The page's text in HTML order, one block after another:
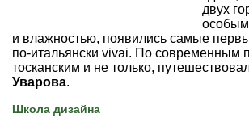
двух
и влажностью, появились самые
по-итальянски vivai. По современным
тосканским и не только,
Уварова.
Школа дизайна